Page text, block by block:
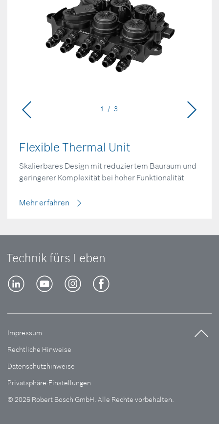
Flexible Thermal Unit
Skalierbares Design mit reduziertem Bauraum und
geringerer Komplexität bei hoher Funktionalität
Mehr erfahren
1 / 3
Technik fürs Leben
© 2026 Robert Bosch GmbH. Alle Rechte vorbehalten.
Impressum
Rechtliche Hinweise
Datenschutzhinweise
Privatsphäre-Einstellungen